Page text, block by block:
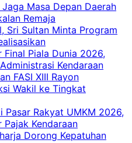
Masa Depan Daerah
Remaja
Sri Sultan Minta Program
Piala Dunia 2026,
Kendaraan
FASI XIII Rayon
Wakil ke Tingkat
Pasar Rakyat UMKM 2026,
Pajak Kendaraan
Dorong Kepatuhan